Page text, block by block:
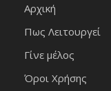
Αρχική
Πως Λειτουργεί
Γίνε μέλος
Όροι Χρήσης